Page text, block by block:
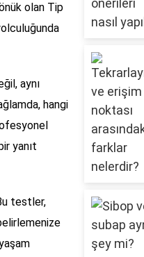
olan Tip
aynı
hangi
yanıt
testler,